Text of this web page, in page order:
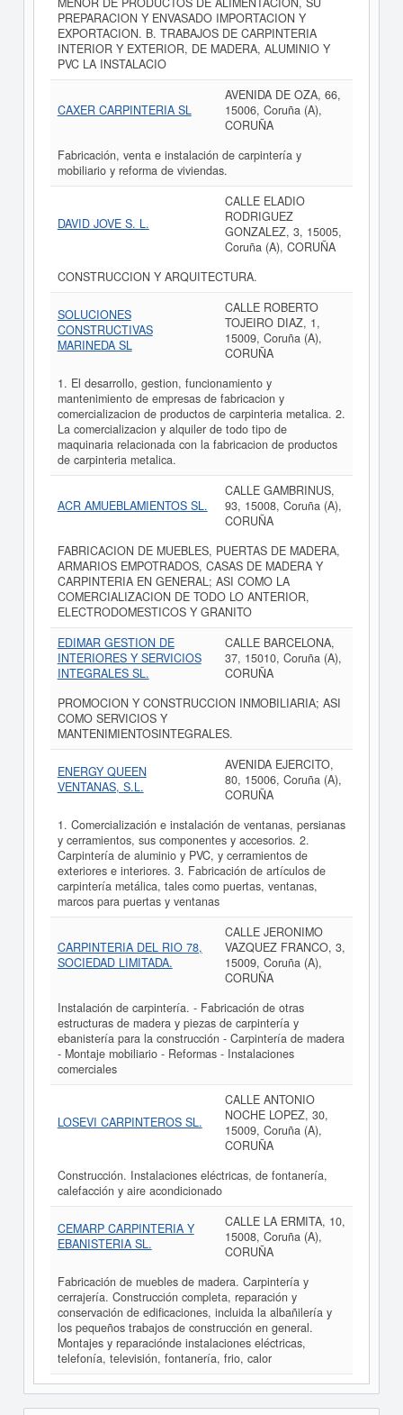
PREPARACION Y ENVASADO IMPORTACION Y
EXPORTACION. B. TRABAJOS DE CARPINTERIA
INTERIOR Y EXTERIOR, DE MADERA, ALUMINIO Y
PVC LA INSTALACIO
CAXER CARPINTERIA SL
AVENIDA DE OZA, 66,
15006, Coruña (A),
CORUÑA
Fabricación, venta e instalación de carpintería y
mobiliario y reforma de viviendas.
DAVID JOVE S. L.
CALLE ELADIO
RODRIGUEZ
GONZALEZ, 3, 15005,
Coruña (A), CORUÑA
CONSTRUCCION Y ARQUITECTURA.
SOLUCIONES
CONSTRUCTIVAS
MARINEDA SL
CALLE ROBERTO
TOJEIRO DIAZ, 1,
15009, Coruña (A),
CORUÑA
1. El desarrollo, gestion, funcionamiento y
mantenimiento de empresas de fabricacion y
comercializacion de productos de carpinteria metalica. 2.
La comercializacion y alquiler de todo tipo de
maquinaria relacionada con la fabricacion de productos
de carpinteria metalica.
ACR AMUEBLAMIENTOS SL.
CALLE GAMBRINUS,
93, 15008, Coruña (A),
CORUÑA
FABRICACION DE MUEBLES, PUERTAS DE MADERA,
ARMARIOS EMPOTRADOS, CASAS DE MADERA Y
CARPINTERIA EN GENERAL; ASI COMO LA
COMERCIALIZACION DE TODO LO ANTERIOR,
ELECTRODOMESTICOS Y GRANITO
EDIMAR GESTION DE
INTERIORES Y SERVICIOS
INTEGRALES SL.
CALLE BARCELONA,
37, 15010, Coruña (A),
CORUÑA
PROMOCION Y CONSTRUCCION INMOBILIARIA; ASI
COMO SERVICIOS Y
MANTENIMIENTOSINTEGRALES.
ENERGY QUEEN
VENTANAS, S.L.
AVENIDA EJERCITO,
80, 15006, Coruña (A),
CORUÑA
1. Comercialización e instalación de ventanas, persianas
y cerramientos, sus componentes y accesorios. 2.
Carpintería de aluminio y PVC, y cerramientos de
exteriores e interiores. 3. Fabricación de artículos de
carpintería metálica, tales como puertas, ventanas,
marcos para puertas y ventanas
CARPINTERIA DEL RIO 78,
SOCIEDAD LIMITADA.
CALLE JERONIMO
VAZQUEZ FRANCO, 3,
15009, Coruña (A),
CORUÑA
Instalación de carpintería. - Fabricación de otras
estructuras de madera y piezas de carpintería y
ebanistería para la construcción - Carpintería de madera
- Montaje mobiliario - Reformas - Instalaciones
comerciales
LOSEVI CARPINTEROS SL.
CALLE ANTONIO
NOCHE LOPEZ, 30,
15009, Coruña (A),
CORUÑA
Construcción. Instalaciones eléctricas, de fontanería,
calefacción y aire acondicionado
CEMARP CARPINTERIA Y
EBANISTERIA SL.
CALLE LA ERMITA, 10,
15008, Coruña (A),
CORUÑA
Fabricación de muebles de madera. Carpintería y
cerrajería. Construcción completa, reparación y
conservación de edificaciones, incluida la albañilería y
los pequeños trabajos de construcción en general.
Montajes y reparaciónde instalaciones eléctricas,
telefonía, televisión, fontanería, frio, calor